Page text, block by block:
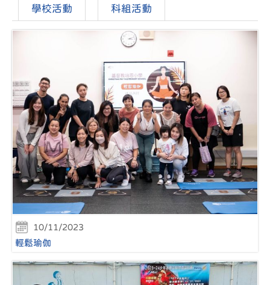
學校活動 科組活動
10/11/2023
輕鬆瑜伽